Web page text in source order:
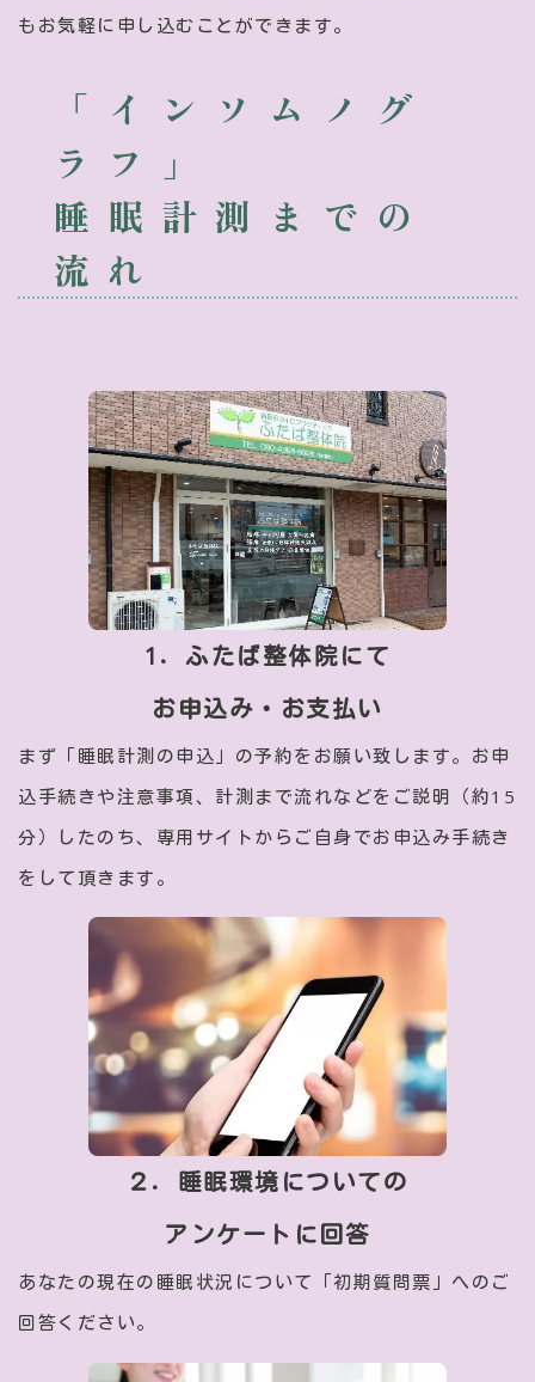
もお気軽に申し込むことができます。
「インソムノグ
ラフ」
睡眠計測までの
流れ
1．ふたば整体院にて
お申込み・お支払い
まず「睡眠計測の申込」の予約をお願い致します。お申
込手続きや注意事項、計測まで流れなどをご説明（約15
分）したのち、専用サイトからご自身でお申込み手続き
をして頂きます。
２．睡眠環境についての
アンケートに回答
あなたの現在の睡眠状況について「初期質問票」へのご
回答ください。